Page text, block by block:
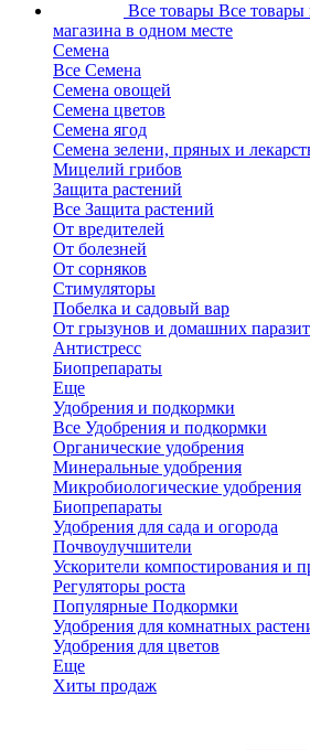
Все товары Все товары
магазина в одном месте
Семена
Все Семена
Семена овощей
Семена цветов
Семена ягод
Семена зелени, пряных и
Мицелий грибов
Защита растений
Все Защита растений
От вредителей
От болезней
От сорняков
Стимуляторы
Побелка и садовый вар
От грызунов и домашних
Антистресс
Биопрепараты
Еще
Удобрения и подкормки
Все Удобрения и подкормки
Органические удобрения
Минеральные удобрения
Микробиологические удобрения
Биопрепараты
Удобрения для сада и огорода
Почвоулучшители
Ускорители компостирования и
Регуляторы роста
Популярные Подкормки
Удобрения для комнатных
Удобрения для цветов
Еще
Хиты продаж